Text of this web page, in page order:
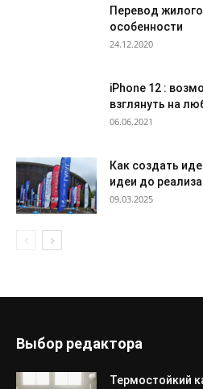
Перевод
особенности
24.12.2020
iPhone 12 :
взглянуть на
06.06.2021
Как создать
идеи до
09.03.2025
Выбор редактора
Термостойкий